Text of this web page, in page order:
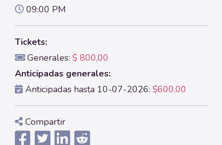
09:00 PM
Tickets:
Generales: $ 800,00
Anticipadas generales:
Anticipadas hasta 10-07-2026: $600,00
Compartir